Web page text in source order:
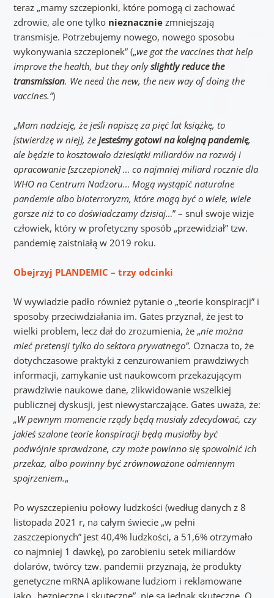
teraz „mamy szczepionki, które pomogą ci zachować
zdrowie, ale one tylko nieznaczniezmniejszają
transmisje. Potrzebujemy nowego, nowego sposobu
wykonywania szczepionek” („we got the vaccines that help
improve the health, but they onlyslightly reduce the
transmission. We need the new, the new way of doing the
vaccines.”)
„Mam nadzieję, że jeśli napiszę za pięć lat książkę, to
[stwierdzę w niej], że jesteśmy gotowi na kolejną pandemię,
ale będzie to kosztowało dziesiątki miliardów na rozwój i
opracowanie [szczepionek] … co najmniej miliard rocznie dla
WHO na Centrum Nadzoru… Mogą wystąpić naturalne
pandemie albo bioterroryzm, które mogą być o wiele, wiele
gorsze niż to co doświadczamy dzisiaj…” – snuł swoje wizje
człowiek, który w profetyczny sposób „przewidział” tzw.
pandemię zaistniałą w 2019 roku.
Obejrzyj PLANDEMIC – trzy odcinki
W wywiadzie padło również pytanie o „teorie konspiracji” i
sposoby przeciwdziałania im. Gates przyznał, że jest to
wielki problem, lecz dał do zrozumienia, że „nie można
mieć pretensji tylko do sektora prywatnego”. Oznacza to, że
dotychczasowe praktyki z cenzurowaniem prawdziwych
informacji, zamykanie ust naukowcom przekazującym
prawdziwie naukowe dane, zlikwidowanie wszelkiej
publicznej dyskusji, jest niewystarczające. Gates uważa, że:
„W pewnym momencie rządy będą musiały zdecydować, czy
jakieś szalone teorie konspiracji będą musiałby być
podwójnie sprawdzone, czy może powinno się spowolnić ich
przekaz, albo powinny być zrównoważone odmiennym
spojrzeniem.„
Po wyszczepieniu połowy ludzkości (według danych z 8
listopada 2021 r, na całym świecie „w pełni
zaszczepionych” jest 40,4% ludzkości, a 51,6% otrzymało
co najmniej 1 dawkę), po zarobieniu setek miliardów
dolarów, twórcy tzw. pandemii przyznają, że produkty
genetyczne mRNA aplikowane ludziom i reklamowane